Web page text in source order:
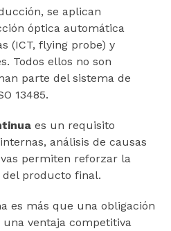
se aplican
óptica automática
(ICT, flying probe) y
Todos ellos no son
parte del sistema de
13485.
es un requisito
análisis de causas
permiten reforzar la
producto final.
es más que una obligación
ventaja competitiva